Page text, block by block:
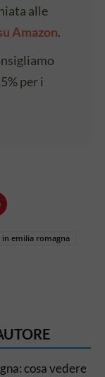
alle
Amazon.
per i
in emilia romagna
cosa vedere